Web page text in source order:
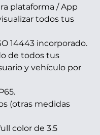
plataforma / App
todos tus
14443 incorporado.
de todos tus
y vehículo por
(otras medidas
color de 3.5